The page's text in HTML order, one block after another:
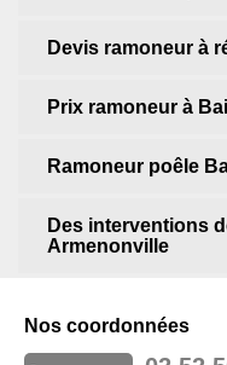
Devis ramoneur à
Prix ramoneur à
Ramoneur poêle
Des interventions
Armenonville
Nos coordonnées